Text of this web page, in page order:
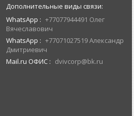
WhatsApp
+77077944491 Олег
Вячеславович
WhatsApp
+77071027519 Александр
Дмитриевич
Mail.ru ОФИС
dvivcorp@bk.ru